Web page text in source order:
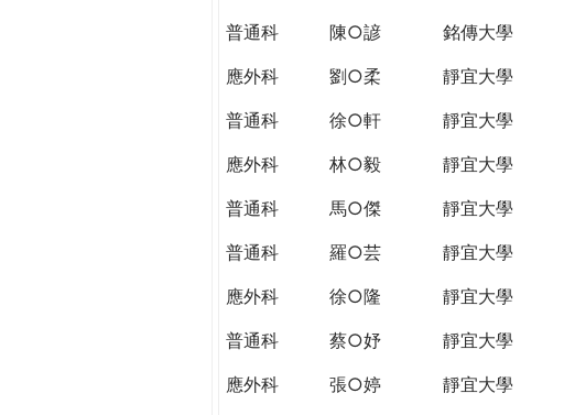
普通科
陳○諺 銘傳大學
應外科
劉○柔 靜宜大學
普通科
徐○軒 靜宜大學
應外科
林○毅 靜宜大學
普通科
馬○傑 靜宜大學
普通科
羅○芸 靜宜大學
應外科
徐○隆 靜宜大學
普通科
蔡○妤 靜宜大學
應外科
張○婷 靜宜大學